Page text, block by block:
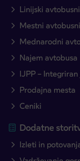
Linijski
Mestni
Mednarodni
Najem avtobusa
IJPP –
Prodajna mesta
Ceniki
Dodatne
Izleti in